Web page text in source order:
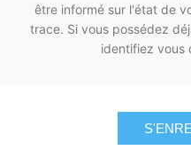
être informé sur l'état de
trace. Si vous possédez
identifiez vous